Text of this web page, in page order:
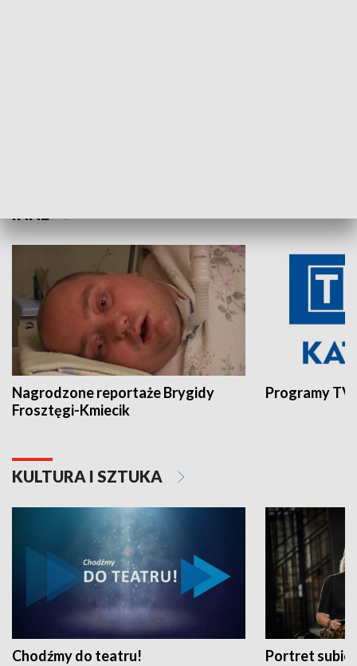
Nagrodzone reportaże Brygidy
Frosztęgi-Kmiecik
Programy
KULTURA I SZTUKA
Chodźmy do teatru! Portret